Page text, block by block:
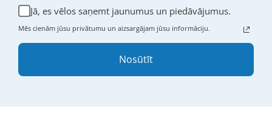
Jā, es vēlos saņemt jaunumus un piedāvājumus.
Mēs cienām jūsu privātumu un aizsargājam jūsu informāciju.
Nosūtīt